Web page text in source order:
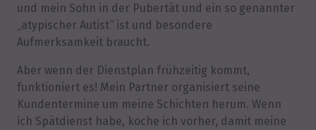
und mein Sohn in der Pubertät und ein so genannter
„atypischer Autist“ ist und besondere
Aufmerksamkeit braucht.
Aber wenn der Dienstplan frühzeitig kommt,
funktioniert es! Mein Partner organisiert seine
Kundentermine um meine Schichten herum. Wenn
ich Spätdienst habe, koche ich vorher, damit meine